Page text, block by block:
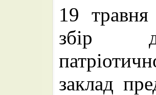
19
збір
заклад